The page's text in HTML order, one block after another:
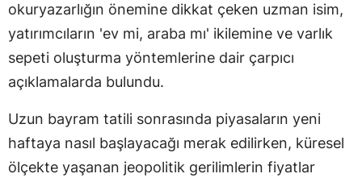
okuryazarlığın önemine dikkat çeken uzman isim,
yatırımcıların 'ev mi, araba mı' ikilemine ve varlık
sepeti oluşturma yöntemlerine dair çarpıcı
açıklamalarda bulundu.
Uzun bayram tatili sonrasında piyasaların yeni
haftaya nasıl başlayacağı merak edilirken, küresel
ölçekte yaşanan jeopolitik gerilimlerin fiyatlar